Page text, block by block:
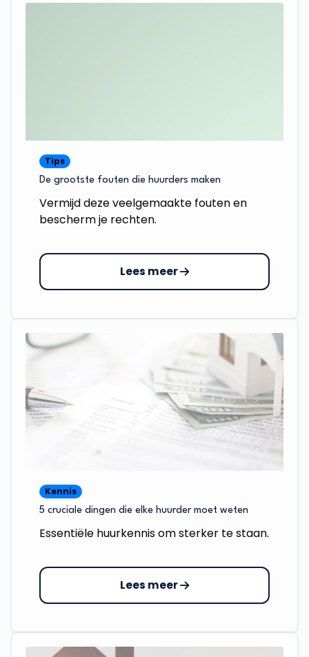
Tips
De grootste fouten die huurders maken
Vermijd deze veelgemaakte fouten en
bescherm je rechten.
Lees meer
Kennis
5 cruciale dingen die elke huurder moet weten
Essentiële huurkennis om sterker te staan.
Lees meer